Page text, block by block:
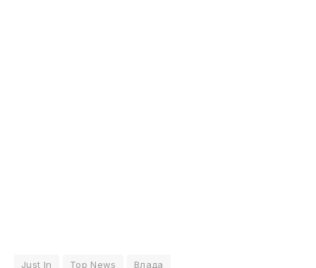
Just In Top News Влада